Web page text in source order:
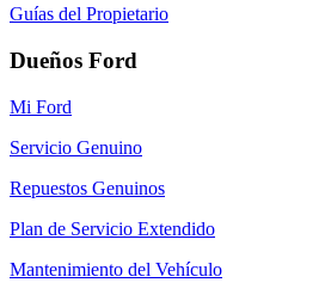
Guías del Propietario
Dueños Ford
Mi Ford
Servicio Genuino
Repuestos Genuinos
Plan de Servicio Extendido
Mantenimiento del Vehículo